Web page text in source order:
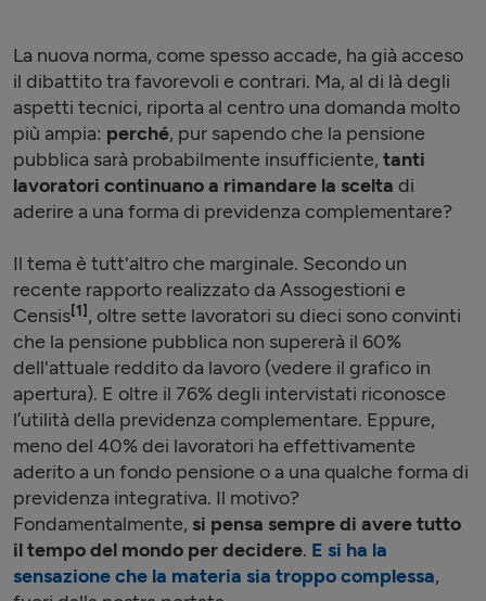
La nuova norma, come spesso accade, ha già acceso
il dibattito tra favorevoli e contrari. Ma, al di là degli
aspetti tecnici, riporta al centro una domanda molto
più ampia: perché, pur sapendo che la pensione
pubblica sarà probabilmente insufficiente, tanti
lavoratori continuano a rimandare la scelta di
aderire a una forma di previdenza complementare?
Il tema è tutt'altro che marginale. Secondo un
recente rapporto realizzato da Assogestioni e
Censis[1] , oltre sette lavoratori su dieci sono convinti
che la pensione pubblica non supererà il 60%
dell'attuale reddito da lavoro (vedere il grafico in
apertura). E oltre il 76% degli intervistati riconosce
l’utilità della previdenza complementare. Eppure,
meno del 40% dei lavoratori ha effettivamente
aderito a un fondo pensione o a una qualche forma di
previdenza integrativa. Il motivo?
Fondamentalmente, si pensa sempre di avere tutto
il tempo del mondo per decidere. E si ha la
sensazione che la materia sia troppo complessa,